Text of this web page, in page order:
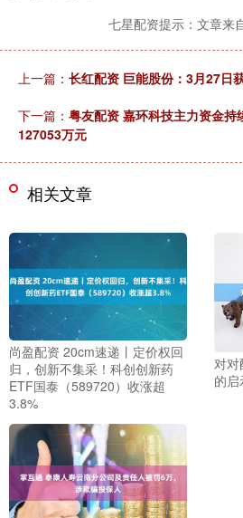
七星配资提示：文章来
上一篇： 长红配资 巨能股份：3月27日
下一篇： 粤友配资 嘉环科技主力资金持
127053万元
相关文章
尚盈配资 20cm速递丨定价权回
归，创新不集采！科创创新药
ETF国泰（589720）收涨超
3.8%
对
的启